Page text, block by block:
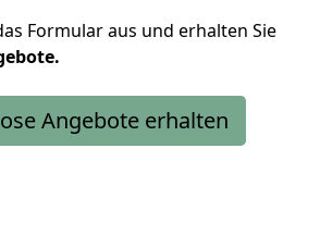
Formular aus und erhalten Sie
Angebote erhalten